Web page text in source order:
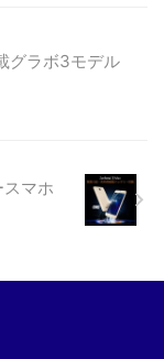
グラボ3モデル
マホ